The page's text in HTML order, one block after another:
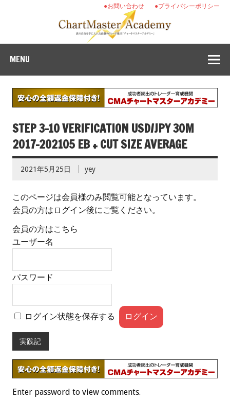
●プライバシーポリシー
●お問い合わせ
MENU
STEP 3-10 VERIFICATION USD/JPY 30M
2017-202105 EB + CUT SIZE AVERAGE
2021年5月25日 yey
このページは会員様のみ閲覧可能となっています。
会員の方はログイン後にご覧ください。
会員の方はこちら
ユーザー名
パスワード
ログイン状態を保存する
実践記
Enter password to view comments.